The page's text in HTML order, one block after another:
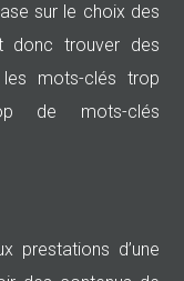
sur le choix des
donc trouver des
les mots-clés trop
de mots-clés
prestations d’une